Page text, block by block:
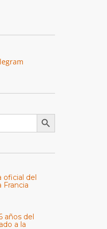
Botón de búsqueda
oficial del
Francia
años del
a la